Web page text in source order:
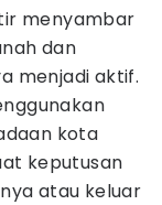
menyambar
dan
menjadi aktif.
kota
keputusan
atau keluar